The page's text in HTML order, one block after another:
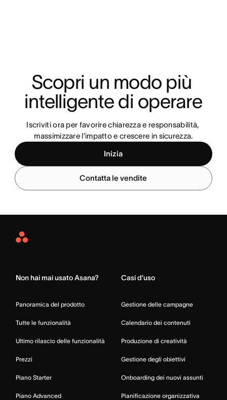
Scopri un modo più
intelligente di operare
Iscriviti ora per favorire chiarezza e responsabilità,
massimizzare l’impatto e crescere in sicurezza.
Inizia
Contatta le vendite
Asana
Non hai mai usato Asana?
Panoramica del prodotto
Tutte le funzionalità
Ultimo rilascio delle funzionalità
Prezzi
Piano Starter
Piano Advanced
Casi d’uso
Gestione delle campagne
Calendario dei contenuti
Produzione di creatività
Gestione degli obiettivi
Onboarding dei nuovi assunti
Pianificazione organizzativa